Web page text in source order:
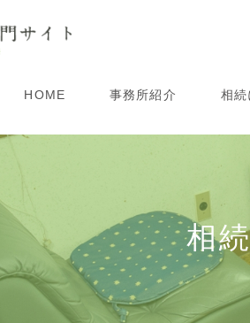
HOME 事務所紹介
事務所概要
アクセス
相
相
相
相